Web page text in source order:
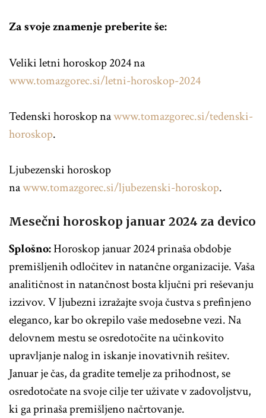
Za svoje znamenje preberite še:
Veliki letni horoskop 2024 na
www.tomazgorec.si/letni-horoskop-2024
Tedenski horoskop nawww.tomazgorec.si/tedenski-
horoskop.
Ljubezenski horoskop
nawww.tomazgorec.si/ljubezenski-horoskop.
Mesečni horoskop januar 2024 za devico
Splošno:Horoskop januar 2024 prinaša obdobje
premišljenih odločitev in natančne organizacije. Vaša
analitičnost in natančnost bosta ključni pri reševanju
izzivov. V ljubezni izražajte svoja čustva s prefinjeno
eleganco, kar bo okrepilo vaše medosebne vezi. Na
delovnem mestu se osredotočite na učinkovito
upravljanje nalog in iskanje inovativnih rešitev.
Januar je čas, da gradite temelje za prihodnost, se
osredotočate na svoje cilje ter uživate v zadovoljstvu,
ki ga prinaša premišljeno načrtovanje.